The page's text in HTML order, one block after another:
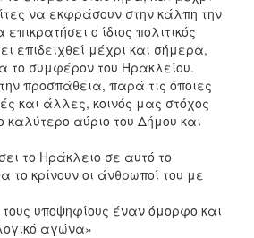
να εκφράσουν στην κάλπη την
ο ίδιος πολιτικός
επιδειχθεί μέχρι και σήμερα,
το συμφέρον του Ηρακλείου.
προσπάθεια, παρά τις όποιες
και άλλες, κοινός μας στόχος
καλύτερο αύριο του Δήμου και
το Ηράκλειο σε αυτό το
το κρίνουν οι άνθρωποί του με
υποψηφίους έναν όμορφο και
αγώνα»